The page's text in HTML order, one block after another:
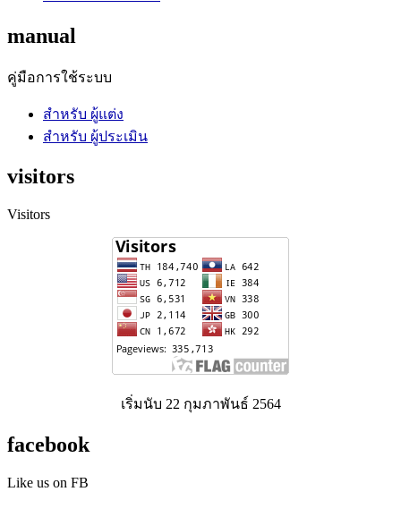
manual
คู่มือการใช้ระบบ
สำหรับ ผู้แต่ง
สำหรับ ผู้ประเมิน
visitors
Visitors
เริ่มนับ 22 กุมภาพันธ์ 2564
facebook
Like us on FB